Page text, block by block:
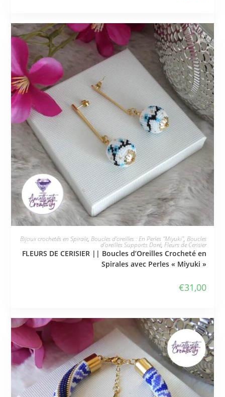
JE L'ADOPTE
Bijoux crochetés en Spirale, Boucles d'oreilles : En Perles "Miyuki", Boucles
d'oreilles Supports Doré, Fleurs de Cerisier
FLEURS DE CERISIER || Boucles d’Oreilles Crocheté en
Spirales avec Perles « Miyuki »
€31,00